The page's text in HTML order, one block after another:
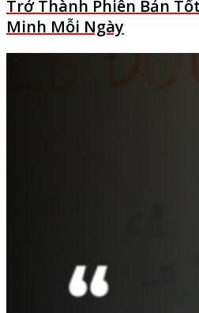
Trở Thành Phiên Bản
Minh Mỗi Ngày